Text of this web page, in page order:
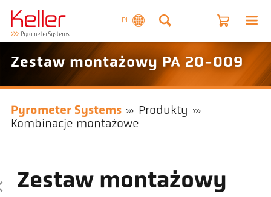
PL
Zestaw montażowy PA 20-009
Pyrometer Systems
Produkty
Kombinacje montażowe
Zestaw montażowy